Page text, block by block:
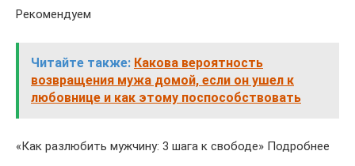
Рекомендуем
Читайте также: Какова вероятность
возвращения мужа домой, если он ушел к
любовнице и как этому поспособствовать
«Как разлюбить мужчину: 3 шага к свободе» Подробнее